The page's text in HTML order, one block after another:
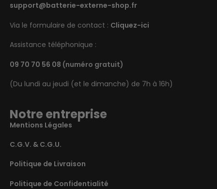
support@batterie-externe-shop.fr
Via le formulaire de contact : Cliquez-ici
Assistance téléphonique :
09 70 70 56 08 (numéro gratuit)
(Du lundi au jeudi (et le dimanche) de 7h à 16h)
Notre entreprise
Mentions Légales
C.G.V. & C.G.U.
Politique de Livraison
Politique de Confidentialité